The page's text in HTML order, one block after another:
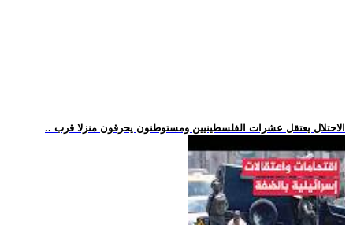
.. الاحتلال يعتقل عشرات الفلسطينيين ومستوطنون يحرقون منزلا قرب